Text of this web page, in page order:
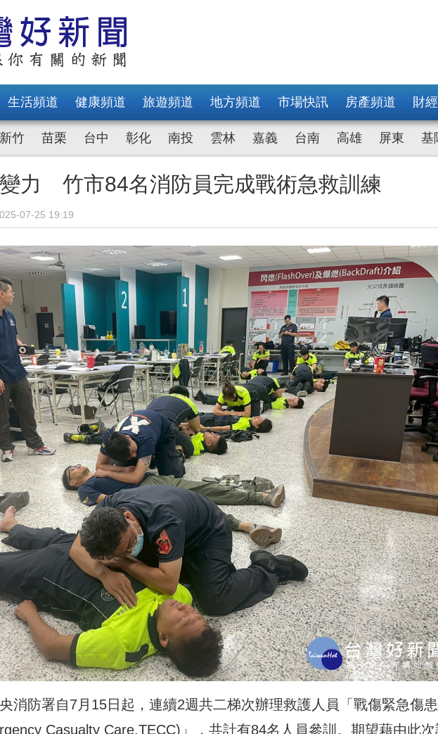
生活頻道 健康頻道 旅遊頻道 地方頻道 市場快訊 房產頻道 財
新竹 苗栗 台中 彰化 南投 雲林 嘉義 台南 高雄 屏東 基
力 竹市84名消防員完成戰術急救訓練
07-25 19:19
消防署自7月15日起，連續2週共二梯次辦理救護人員「戰傷緊急傷
Casualty Care,TECC)」，共計有84名人員參訓。期望藉由此次